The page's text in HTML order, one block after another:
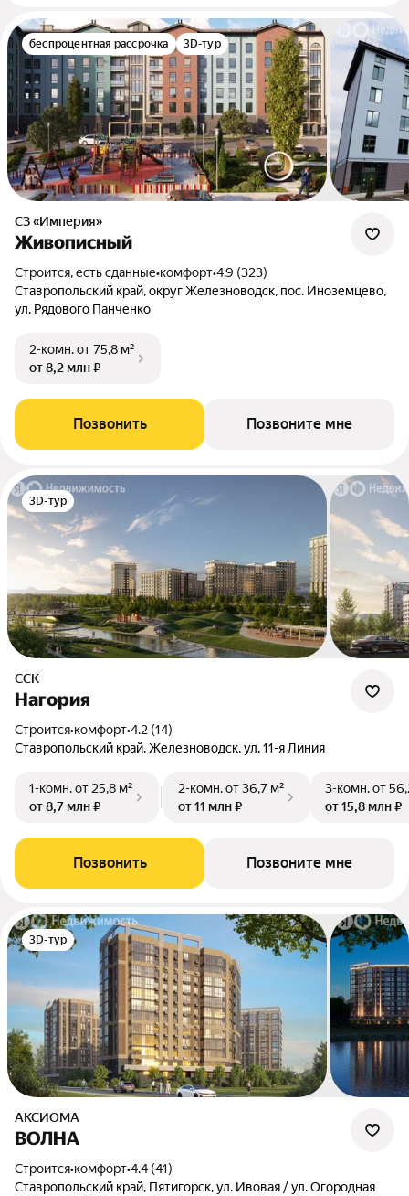
беспроцентная рассрочка 3D-тур
СЗ «Империя»
Живописный
Строится, есть сданные•комфорт•4.9 (323)
Ставропольский край, округ Железноводск, пос. Иноземцево,
ул. Рядового Панченко
2-комн.от 75,8 м²
от 8,2 млн ₽
Позвонить Позвоните мне
3D-тур
ССК
Нагория
Строится•комфорт•4.2 (14)
Ставропольский край, Железноводск, ул. 11-я Линия
1-комн.от 25,8 м²
от 8,7 млн ₽
2-комн.от 36,7 м²
от 11 млн ₽
3-комн.от
от 15,8 млн ₽
Позвонить Позвоните мне
3D-тур
АКСИОМА
ВОЛНА
Строится•комфорт•4.4 (41)
Ставропольский край, Пятигорск, ул. Ивовая / ул. Огородная